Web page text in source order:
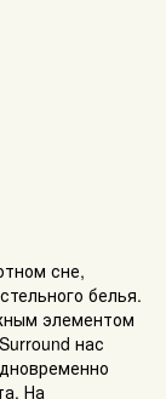
сне,
белья.
элементом
нас
На